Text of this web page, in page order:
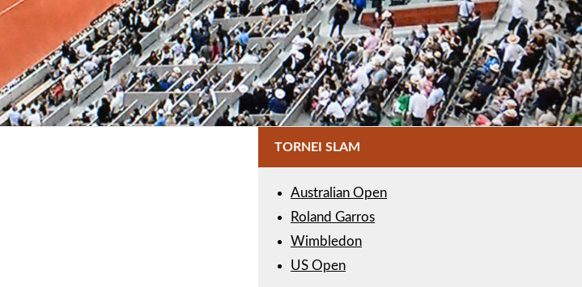
TORNEI SLAM
Australian Open
Roland Garros
Wimbledon
US Open